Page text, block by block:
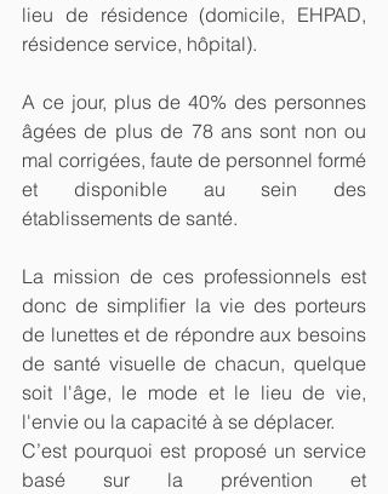
lieu de résidence (domicile, EHPAD,
résidence service, hôpital).
A ce jour, plus de 40% des personnes
âgées de plus de 78 ans sont non ou
mal corrigées, faute de personnel formé
et disponible au sein des
établissements de santé.
La mission de ces professionnels est
donc de simplifier la vie des porteurs
de lunettes et de répondre aux besoins
de santé visuelle de chacun, quelque
soit l'âge, le mode et le lieu de vie,
l'envie ou la capacité à se déplacer.
C’est pourquoi est proposé un service
basé sur la prévention et